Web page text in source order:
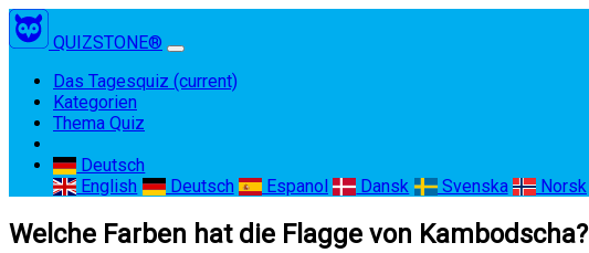
QUIZSTONE®
Das Tagesquiz (current)
Kategorien
Thema Quiz
Deutsch
English
Deutsch Espanol Dansk Svenska Norsk
Welche Farben hat die Flagge von Kambodscha?